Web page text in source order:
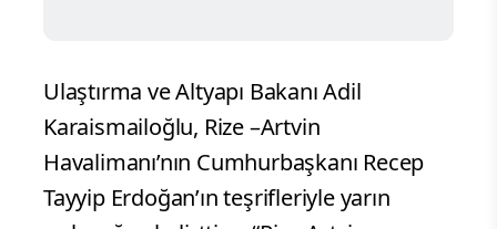
Ulaştırma ve Altyapı Bakanı Adil
Karaismailoğlu, Rize –Artvin
Havalimanı’nın Cumhurbaşkanı Recep
Tayyip Erdoğan’ın teşrifleriyle yarın